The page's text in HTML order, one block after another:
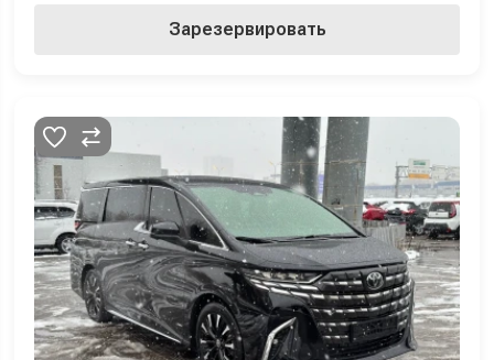
Зарезервировать